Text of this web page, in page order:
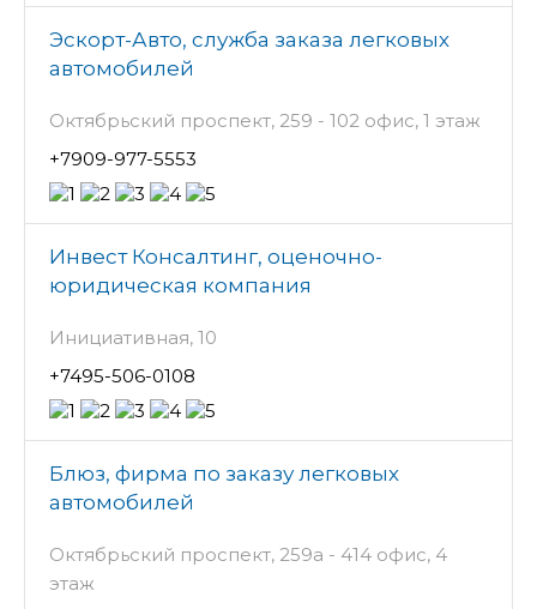
Эскорт-Авто, служба заказа легковых
автомобилей
Октябрьский проспект, 259 - 102 офис, 1 этаж
+7909-977-5553
Инвест Консалтинг, оценочно-
юридическая компания
Инициативная, 10
+7495-506-0108
Блюз, фирма по заказу легковых
автомобилей
Октябрьский проспект, 259а - 414 офис, 4
этаж